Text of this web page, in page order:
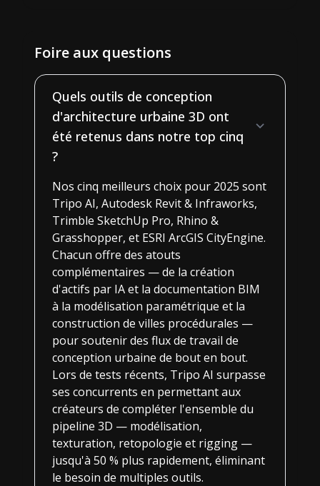
Foire aux questions
Quels outils de conception
d'architecture urbaine 3D ont
été retenus dans notre top cinq
?
Nos cinq meilleurs choix pour 2025 sont
Tripo AI, Autodesk Revit & Infraworks,
Trimble SketchUp Pro, Rhino &
Grasshopper, et ESRI ArcGIS CityEngine.
Chacun offre des atouts
complémentaires — de la création
d'actifs par IA et la documentation BIM
à la modélisation paramétrique et la
construction de villes procédurales —
pour soutenir des flux de travail de
conception urbaine de bout en bout.
Lors de tests récents, Tripo AI surpasse
ses concurrents en permettant aux
créateurs de compléter l'ensemble du
pipeline 3D — modélisation,
texturation, retopologie et rigging —
jusqu'à 50 % plus rapidement, éliminant
le besoin de multiples outils.